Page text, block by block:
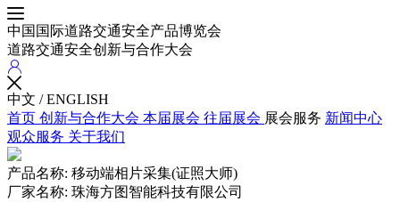
中国国际道路交通安全产品博览会
道路交通安全创新与合作大会
中文 / ENGLISH
首页 创新与合作大会 本届展会 往届展会 展会服务 新闻中心
观众服务 关于我们
产品名称: 移动端相片采集(证照大师)
厂家名称: 珠海方图智能科技有限公司